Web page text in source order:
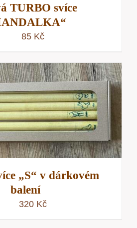
TURBO svíce
85 Kč
„S“ v dárkovém
balení
320 Kč